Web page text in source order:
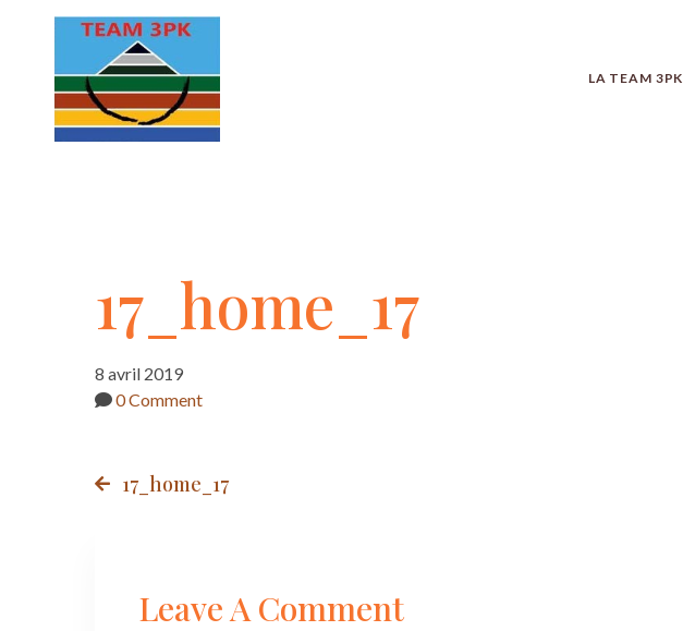
LA TEAM 3PK
17_home_17
17_home_17
8 avril 2019
0 Comment
Post
17_home_17
Leave A Comment